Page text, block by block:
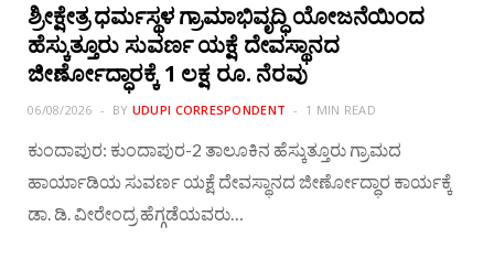
ಶ್ರೀಕ್ಷೇತ್ರ ಧರ್ಮಸ್ಥಳ ಗ್ರಾಮಾಭಿವೃದ್ಧಿ ಯೋಜನೆಯಿಂದ
ಹೆಸ್ಕುತ್ತೂರು ಸುವರ್ಣ ಯಕ್ಷೆ ದೇವಸ್ಥಾನದ
ಜೀರ್ಣೋದ್ಧಾರಕ್ಕೆ 1 ಲಕ್ಷ ರೂ. ನೆರವು
06/08/2026 BY UDUPI CORRESPONDENT 1 MIN READ
ಕುಂದಾಪುರ: ಕುಂದಾಪುರ-2 ತಾಲೂಕಿನ ಹೆಸ್ಕುತ್ತೂರು ಗ್ರಾಮದ
ಹಾರ್ಯಾಡಿಯ ಸುವರ್ಣ ಯಕ್ಷೆ ದೇವಸ್ಥಾನದ ಜೀರ್ಣೋದ್ಧಾರ ಕಾರ್ಯಕ್ಕೆ
ಡಾ. ಡಿ. ವೀರೇಂದ್ರ ಹೆಗ್ಗಡೆಯವರು…